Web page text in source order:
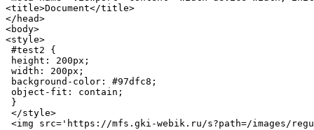
<title>Document</title>
</ head>
<body>
<style>
#test2 {
height : 200px ;
width : 200px ;
background-color : #97dfc8 ;
object-fit : contain;
}
</style>
<img src= 'https://mfs.gki-webik.ru/s?path=/images/